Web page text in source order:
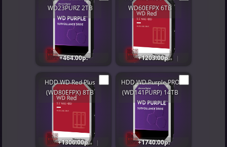
WD23PURZ 2TB
+464.00р.
WD60EFPX 6TB
+1203.00р.
HDD WD Red Plus
(WD80EFPX) 8TB
+1306.00р.
HDD WD Purple PRO
(WD141PURP) 14TB
+1740.00р.